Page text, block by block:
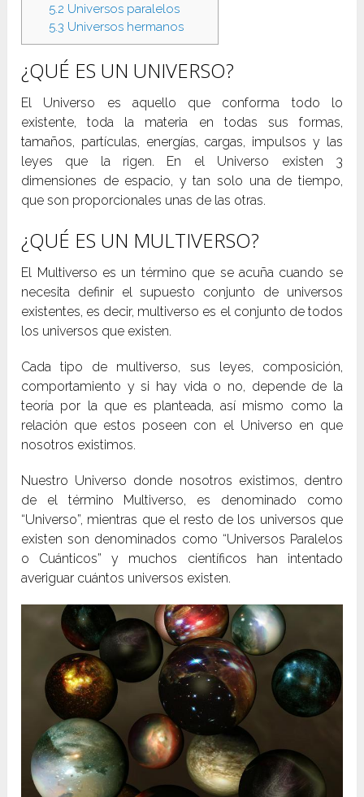
5.2 Universos paralelos
5.3 Universos hermanos
¿QUÉ ES UN UNIVERSO?
El Universo es aquello que conforma todo lo
existente, toda la materia en todas sus formas,
tamaños, partículas, energías, cargas, impulsos y las
leyes que la rigen. En el Universo existen 3
dimensiones de espacio, y tan solo una de tiempo,
que son proporcionales unas de las otras.
¿QUÉ ES UN MULTIVERSO?
El Multiverso es un término que se acuña cuando se
necesita definir el supuesto conjunto de universos
existentes, es decir, multiverso es el conjunto de todos
los universos que existen.
Cada tipo de multiverso, sus leyes, composición,
comportamiento y si hay vida o no, depende de la
teoría por la que es planteada, así mismo como la
relación que estos poseen con el Universo en que
nosotros existimos.
Nuestro Universo donde nosotros existimos, dentro
de el término Multiverso, es denominado como
“Universo”, mientras que el resto de los universos que
existen son denominados como “Universos Paralelos
o Cuánticos” y muchos científicos han intentado
averiguar cuántos universos existen.